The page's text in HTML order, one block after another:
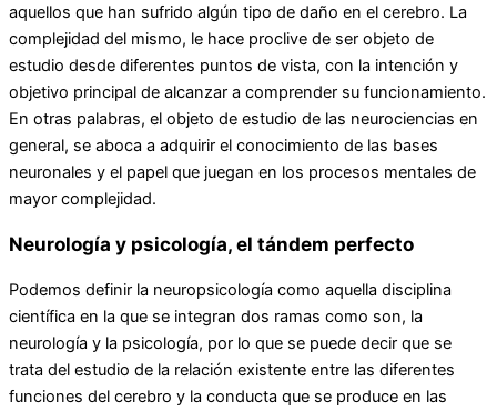
aquellos que han sufrido algún tipo de daño en el cerebro. La
complejidad del mismo, le hace proclive de ser objeto de
estudio desde diferentes puntos de vista, con la intención y
objetivo principal de alcanzar a comprender su funcionamiento.
En otras palabras, el objeto de estudio de las neurociencias en
general, se aboca a adquirir el conocimiento de las bases
neuronales y el papel que juegan en los procesos mentales de
mayor complejidad.
Neurología y psicología, el tándem perfecto
Podemos definir la neuropsicología como aquella disciplina
científica en la que se integran dos ramas como son, la
neurología y la psicología, por lo que se puede decir que se
trata del estudio de la relación existente entre las diferentes
funciones del cerebro y la conducta que se produce en las